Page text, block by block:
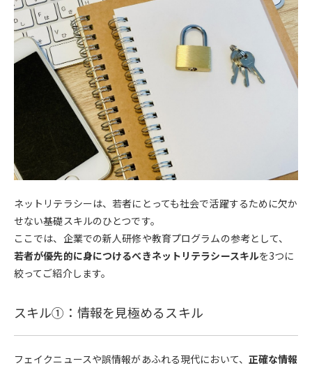
ネットリテラシーは、若者にとっても社会で活躍するために欠か
せない基礎スキルのひとつです。
ここでは、企業での新人研修や教育プログラムの参考として、
若者が優先的に身につけるべきネットリテラシースキルを3つに
絞ってご紹介します。
スキル①：情報を見極めるスキル
フェイクニュースや誤情報があふれる現代において、 正確な情報